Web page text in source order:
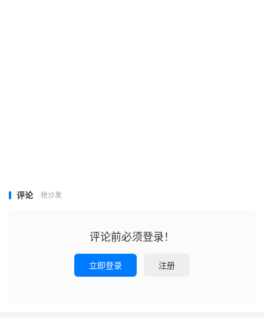
评论 抢沙发
评论前必须登录！
立即登录 注册